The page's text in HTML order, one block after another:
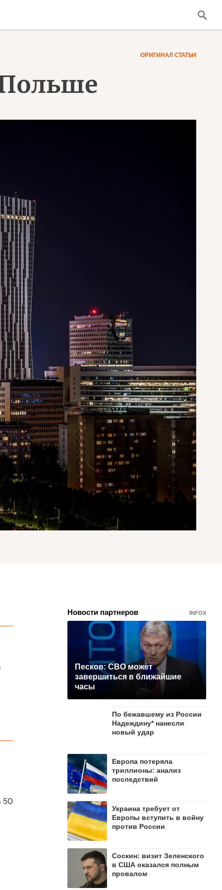
ОРИГИНАЛ СТАТЬИ
50
Новости партнеров INFOX
Песков: СВО может
завершиться в ближайшие
часы
По бежавшему из России
Надеждину* нанесли
новый удар
Европа потеряла
триллионы: анализ
последствий
Украина требует от
Европы вступить в войну
против России
Соскин: визит Зеленского
в США оказался полным
провалом